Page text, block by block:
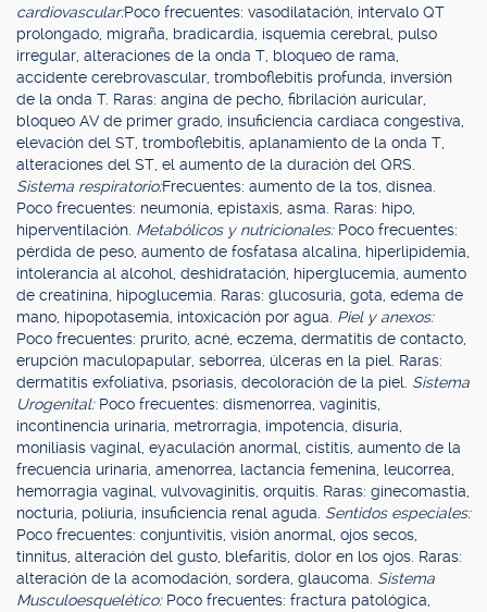
cardiovascular:Poco frecuentes: vasodilatación, intervalo QT
prolongado, migraña, bradicardia, isquemia cerebral, pulso
irregular, alteraciones de la onda T, bloqueo de rama,
accidente cerebrovascular, tromboflebitis profunda, inversión
de la onda T. Raras: angina de pecho, fibrilación auricular,
bloqueo AV de primer grado, insuficiencia cardiaca congestiva,
elevación del ST, tromboflebitis, aplanamiento de la onda T,
alteraciones del ST, el aumento de la duración del QRS.
Sistema respiratorio:Frecuentes: aumento de la tos, disnea.
Poco frecuentes: neumonía, epistaxis, asma. Raras: hipo,
hiperventilación. Metabólicos y nutricionales: Poco frecuentes:
pérdida de peso, aumento de fosfatasa alcalina, hiperlipidemia,
intolerancia al alcohol, deshidratación, hiperglucemia, aumento
de creatinina, hipoglucemia. Raras: glucosuria, gota, edema de
mano, hipopotasemia, intoxicación por agua. Piel y anexos:
Poco frecuentes: prurito, acné, eczema, dermatitis de contacto,
erupción maculopapular, seborrea, úlceras en la piel. Raras:
dermatitis exfoliativa, psoriasis, decoloración de la piel. Sistema
Urogenital: Poco frecuentes: dismenorrea, vaginitis,
incontinencia urinaria, metrorragia, impotencia, disuria,
moniliasis vaginal, eyaculación anormal, cistitis, aumento de la
frecuencia urinaria, amenorrea, lactancia femenina, leucorrea,
hemorragia vaginal, vulvovaginitis, orquitis. Raras: ginecomastia,
nocturia, poliuria, insuficiencia renal aguda. Sentidos especiales:
Poco frecuentes: conjuntivitis, visión anormal, ojos secos,
tinnitus, alteración del gusto, blefaritis, dolor en los ojos. Raras:
alteración de la acomodación, sordera, glaucoma. Sistema
Musculoesquelético: Poco frecuentes: fractura patológica,